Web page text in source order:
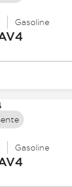
Gasoline
Gasoline